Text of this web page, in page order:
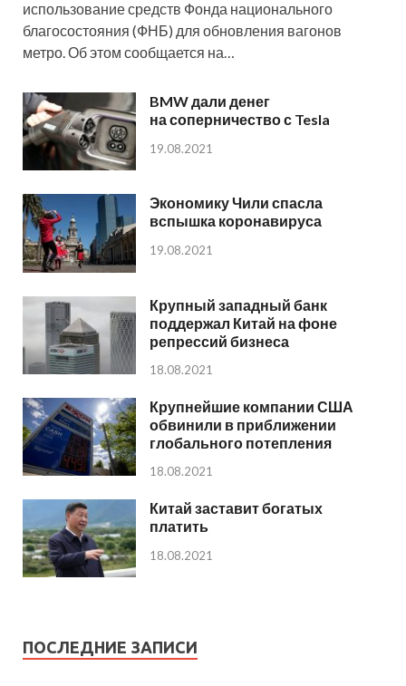
использование средств Фонда национального
благосостояния (ФНБ) для обновления вагонов
метро. Об этом сообщается на…
BMW дали денег
на соперничество с Tesla
19.08.2021
Экономику Чили спасла
вспышка коронавируса
19.08.2021
Крупный западный банк
поддержал Китай на фоне
репрессий бизнеса
18.08.2021
Крупнейшие компании США
обвинили в приближении
глобального потепления
18.08.2021
Китай заставит богатых
платить
18.08.2021
ПОСЛЕДНИЕ ЗАПИСИ